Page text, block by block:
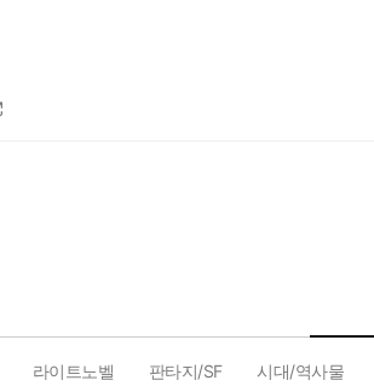
라이트노벨 판타지/SF 시대/역사물